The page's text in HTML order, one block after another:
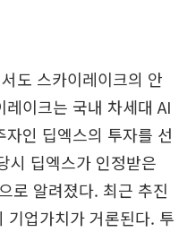
도 스카이레이크의 안
이크는 국내 차세대 AI
인 딥엑스의 투자를 선
시 딥엑스가 인정받은
로 알려졌다. 최근 추진
기업가치가 거론된다. 투